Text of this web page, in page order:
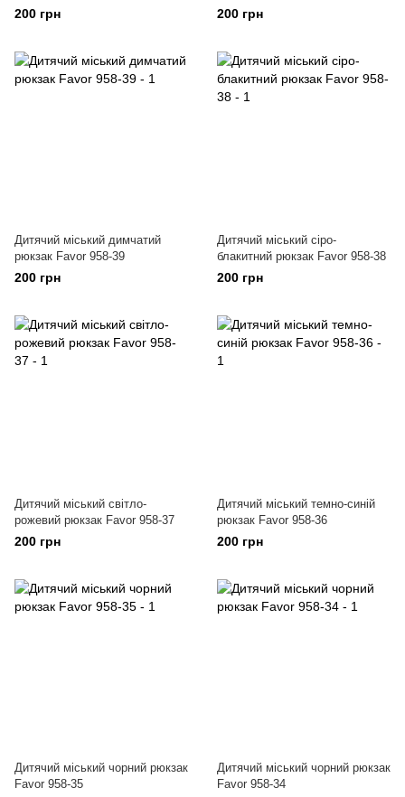
200 грн 200 грн
Дитячий міський димчатий
рюкзак Favor 958-39
200 грн
Дитячий міський сіро-
блакитний рюкзак Favor 958-38
200 грн
Дитячий міський світло-
рожевий рюкзак Favor 958-37
200 грн
Дитячий міський темно-синій
рюкзак Favor 958-36
200 грн
Дитячий міський чорний рюкзак
Favor 958-35
Дитячий міський чорний рюкзак
Favor 958-34